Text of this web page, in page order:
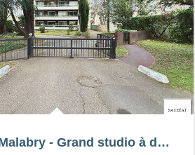
Chatenay Malabry - Grand studio à deux pas du Parc de Sceaux